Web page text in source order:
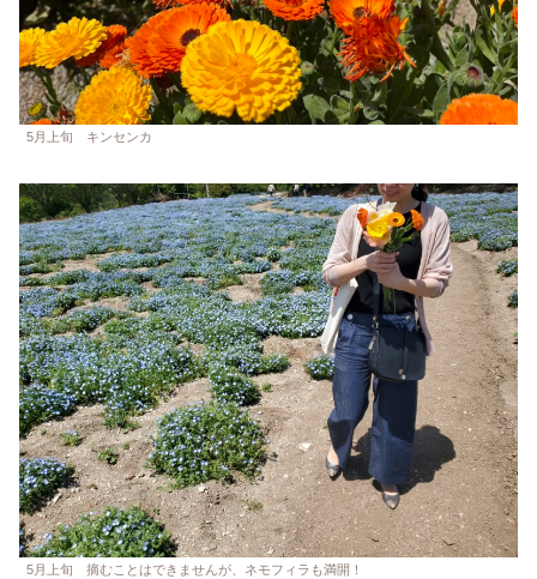
5月上旬 キンセンカ
5月上旬 摘むことはできませんが、ネモフィラも満開！